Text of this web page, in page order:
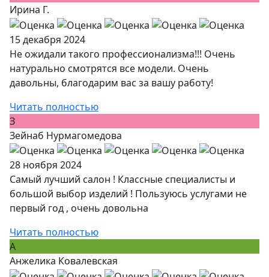
Ирина Г.
15 декабря 2024
Не ожидали такого профессионализма!!! Очень
натурально смотрятся все модели. Очень
давольны, благодарим вас за вашу работу!
Читать полностью
З
Зейнаб Нурмагомедова
28 ноября 2024
Самый лучший салон ! Классные специалисты и
большой выбор изделий ! Пользуюсь услугами не
первый год , очень довольна
Читать полностью
А
Анжелика Ковалевская